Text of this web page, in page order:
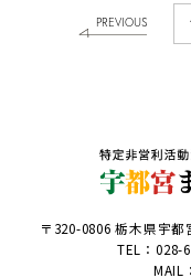
PREVIOUS
〒320-0806 栃木県宇
TEL：028-